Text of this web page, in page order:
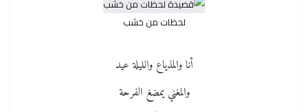
لحظات من خشب
أنا والمذياع والليلة عيد
والمغني يمضغ الفرحة